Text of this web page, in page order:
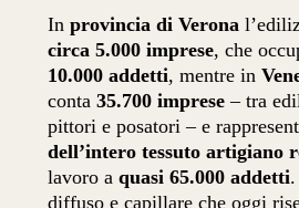
Inprovincia di Verona
circa 5.000 imprese, che
10.000 addetti, mentre in
conta35.700 imprese – tra
pittori e posatori – e
dell’intero tessuto artigiano
lavoro aquasi 65.000 addetti
diffuso e capillare che oggi